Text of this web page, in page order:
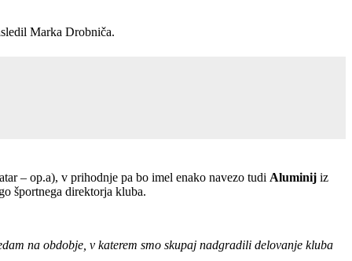
Marka Drobniča.
– op.a), v prihodnje pa bo imel enako navezo tudi Aluminij iz
športnega direktorja kluba.
na obdobje, v katerem smo skupaj nadgradili delovanje kluba